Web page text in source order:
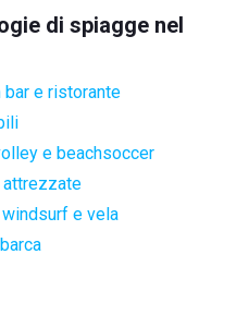
di spiagge nel
bar e ristorante
e beachsoccer
attrezzate
e vela